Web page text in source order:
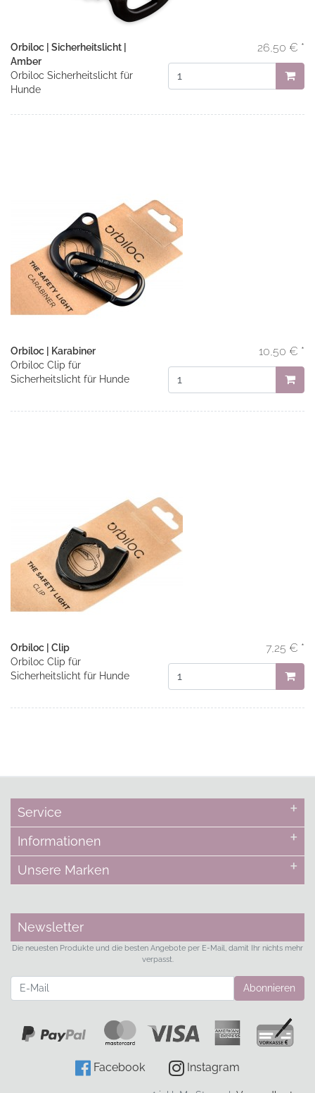
Orbiloc | Sicherheitslicht |
Amber
Orbiloc Sicherheitslicht für
Hunde
26,50 € *
Orbiloc | Karabiner
Orbiloc Clip für
Sicherheitslicht für Hunde
10,50 € *
Orbiloc | Clip
Orbiloc Clip für
Sicherheitslicht für Hunde
7,25 € *
Service
Informationen
Unsere Marken
Newsletter
Die neuesten Produkte und die besten Angebote per E-Mail, damit Ihr nichts mehr
verpasst.
Abonnieren
Facebook Instagram